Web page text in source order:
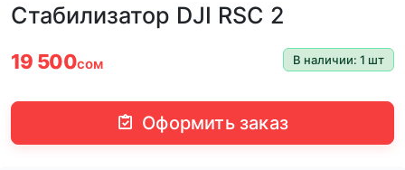
Стабилизатор DJI RSC 2
19 500сом В наличии: 1 шт
Оформить заказ